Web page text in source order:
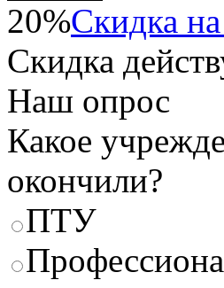
20%Скидка
Скидка
Наш опрос
Какое
окончили?
ПТУ